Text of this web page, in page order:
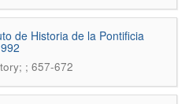
de Historia de la Pontificia
; 657-672